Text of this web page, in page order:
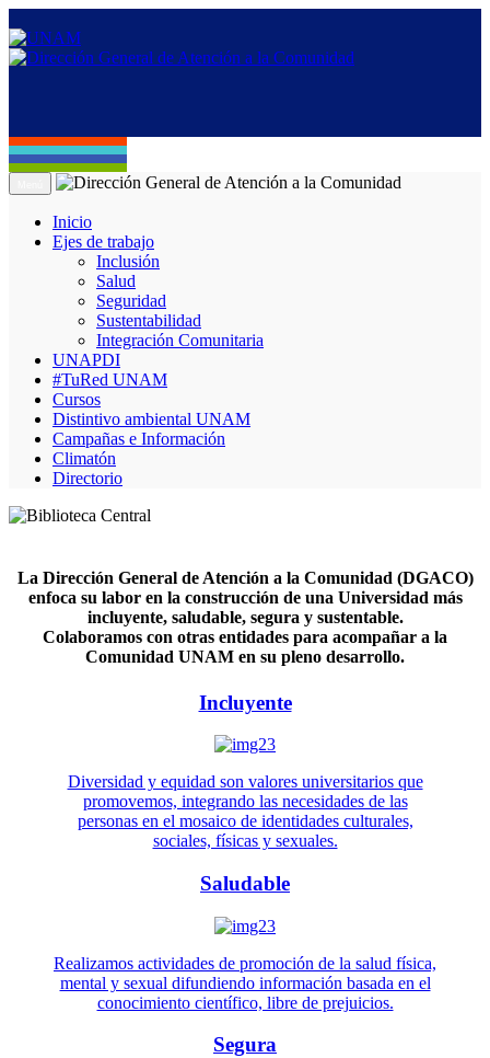
Inicio
Ejes de trabajo
Inclusión
Salud
Seguridad
Sustentabilidad
Integración Comunitaria
UNAPDI
#TuRed UNAM
Cursos
Distintivo ambiental UNAM
Campañas e Información
Climatón
Directorio
La Dirección General de Atención a la Comunidad (DGACO)
enfoca su labor en la construcción de una Universidad más
incluyente, saludable, segura y sustentable.
Colaboramos con otras entidades para acompañar a la
Comunidad UNAM en su pleno desarrollo.
Incluyente
Diversidad y equidad son valores universitarios que
promovemos, integrando las necesidades de las
personas en el mosaico de identidades culturales,
sociales, físicas y sexuales.
Saludable
Realizamos actividades de promoción de la salud física,
mental y sexual difundiendo información basada en el
conocimiento científico, libre de prejuicios.
Segura